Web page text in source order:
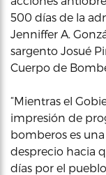
500 días de la
Jenniffer A.
sargento Josué
Cuerpo de
“Mientras el
impresión de
bomberos es
desprecio hacia
días por el